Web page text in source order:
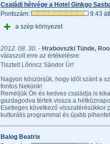
Családi hétvége a Hotel Ginkgo
Pontszám:
9.43
+
a szép környezet
2012. 08. 30. - Hrabovszki Tünde,
válaszolt erre az értékelésre:
Tisztelt Lőrincz Sándor Úr!
Nagyon köszönjük, hogy időt szánt a
fontos Nekünk!
Reméljük Ön és kedves családja is
gazdagodva tértek vissza a
Esetleges következő
kulturális programmal és újabb
Balog Beatrix